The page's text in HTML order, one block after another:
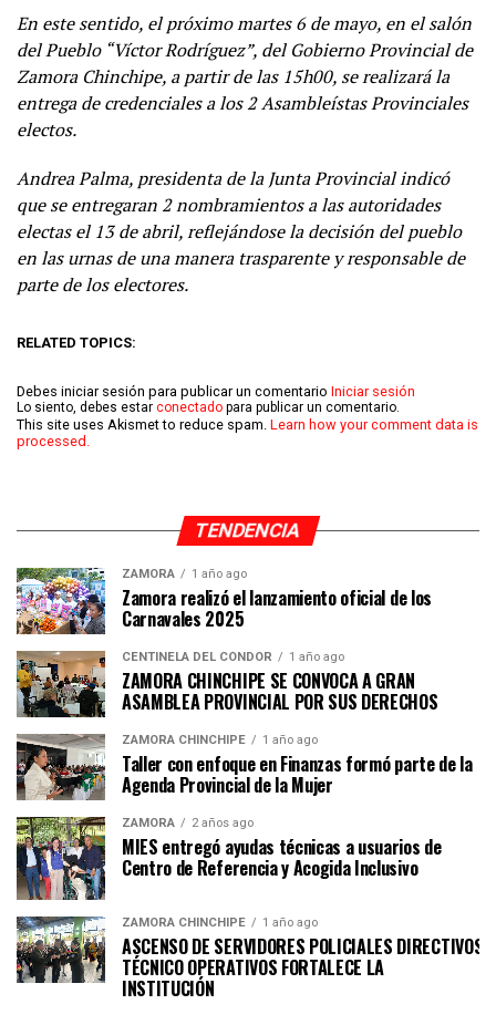
En este sentido, el próximo martes 6 de mayo, en el salón
del Pueblo “Víctor Rodríguez”, del Gobierno Provincial de
Zamora Chinchipe, a partir de las 15h00, se realizará la
entrega de credenciales a los 2 Asambleístas Provinciales
electos.
Andrea Palma, presidenta de la Junta Provincial indicó
que se entregaran 2 nombramientos a las autoridades
electas el 13 de abril, reflejándose la decisión del pueblo
en las urnas de una manera trasparente y responsable de
parte de los electores.
RELATED TOPICS:
Debes iniciar sesión para publicar un comentario Iniciar sesión
Lo siento, debes estar conectado para publicar un comentario.
This site uses Akismet to reduce spam. Learn how your comment data is
processed.
TENDENCIA
ZAMORA 1 año ago
Zamora realizó el lanzamiento oficial de los
Carnavales 2025
CENTINELA DEL CÓNDOR 1 año ago
ZAMORA CHINCHIPE SE CONVOCA A GRAN
ASAMBLEA PROVINCIAL POR SUS DERECHOS
ZAMORA CHINCHIPE 1 año ago
Taller con enfoque en Finanzas formó parte de la
Agenda Provincial de la Mujer
ZAMORA 2 años ago
MIES entregó ayudas técnicas a usuarios de
Centro de Referencia y Acogida Inclusivo
ZAMORA CHINCHIPE 1 año ago
ASCENSO DE SERVIDORES POLICIALES DIRECTIVOS Y
TÉCNICO OPERATIVOS FORTALECE LA